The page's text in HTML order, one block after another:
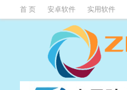
首 页 安卓软件 实用软件
下载类